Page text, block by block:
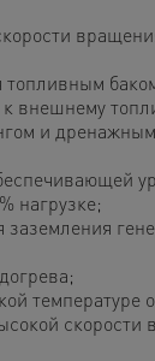
внешнему
и
нагрузке;
температуре